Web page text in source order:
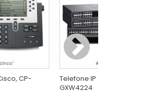
CP-
Telefone IP Grandstream,
GXW4224